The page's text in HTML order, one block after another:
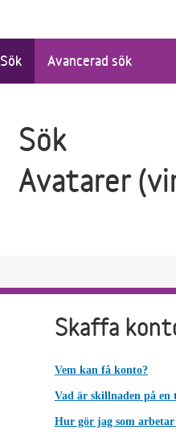
Sök Avancerad sök
Sök
Avatarer
Skaffa
Vem kan få konto?
Vad är skillnaden på
Hur gör jag som